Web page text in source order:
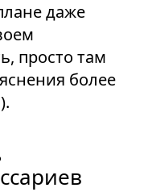
даже
просто там
более